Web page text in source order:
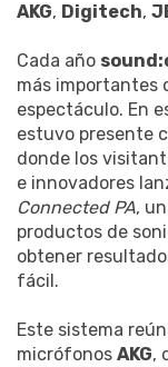
AKG, Digitech,
Cada año
más importantes
espectáculo. En
estuvo presente
donde los
e innovadores
Connected PA,
productos de
obtener
fácil.
Este sistema
micrófonos AKG,